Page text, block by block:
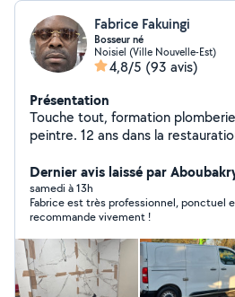
Fabrice Fakuingi
Bosseur né
Noisiel (Ville Nouvelle-Est)
4,8/5 (93 avis)
Présentation
Touche tout, formation plomberie chauffagiste et
peintre. 12 ans dans la
Dernier avis laissé par
samedi à 13h
Fabrice est très professionnel, ponctuel
recommande vivement !